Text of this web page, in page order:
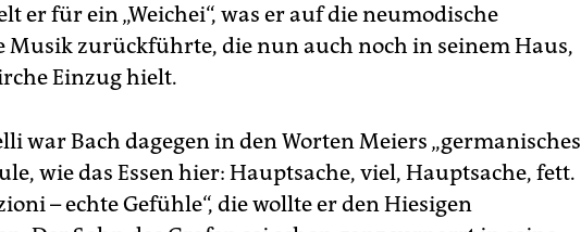
er für ein „Weichei“, was er auf die neumodische
Musik zurückführte, die nun auch noch in seinem Haus,
Einzug hielt.
war Bach dagegen in den Worten Meiers „germanisches
wie das Essen hier: Hauptsache, viel, Hauptsache, fett.
– echte Gefühle“, die wollte er den Hiesigen